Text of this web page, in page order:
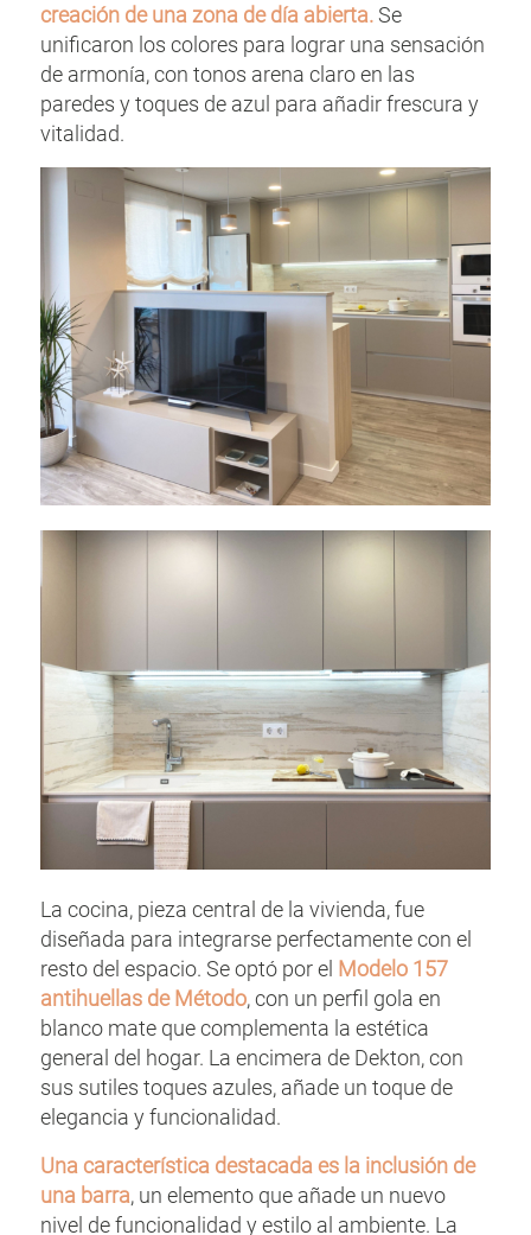
creación de una zona de día abierta.Se
unificaron los colores para lograr una sensación
de armonía, con tonos arena claro en las
paredes y toques de azul para añadir frescura y
vitalidad.
La cocina, pieza central de la vivienda, fue
diseñada para integrarse perfectamente con el
resto del espacio. Se optó por el Modelo 157
antihuellas de Método, con un perfil gola en
blanco mate que complementa la estética
general del hogar. La encimera de Dekton, con
sus sutiles toques azules, añade un toque de
elegancia y funcionalidad.
Una característica destacada es la inclusión de
una barra, un elemento que añade un nuevo
nivel de funcionalidad y estilo al ambiente. La